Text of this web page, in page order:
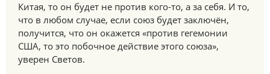
Китая, то он будет не против кого-то, а за себя. И то,
что в любом случае, если союз будет заключён,
получится, что он окажется «против гегемонии
США, то это побочное действие этого союза»,
уверен Светов.